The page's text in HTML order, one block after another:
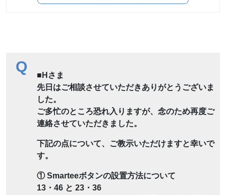
Q
■Hさま
先日はご相談させていただきありがとうございま
した。
ご多忙のところ恐れ入りますが、念のため再度ご
連絡させていただきました。
下記の点について、ご教示いただけますと幸いで
す。
① Smarteeボタンの設置方法について
13・46 と 23・36